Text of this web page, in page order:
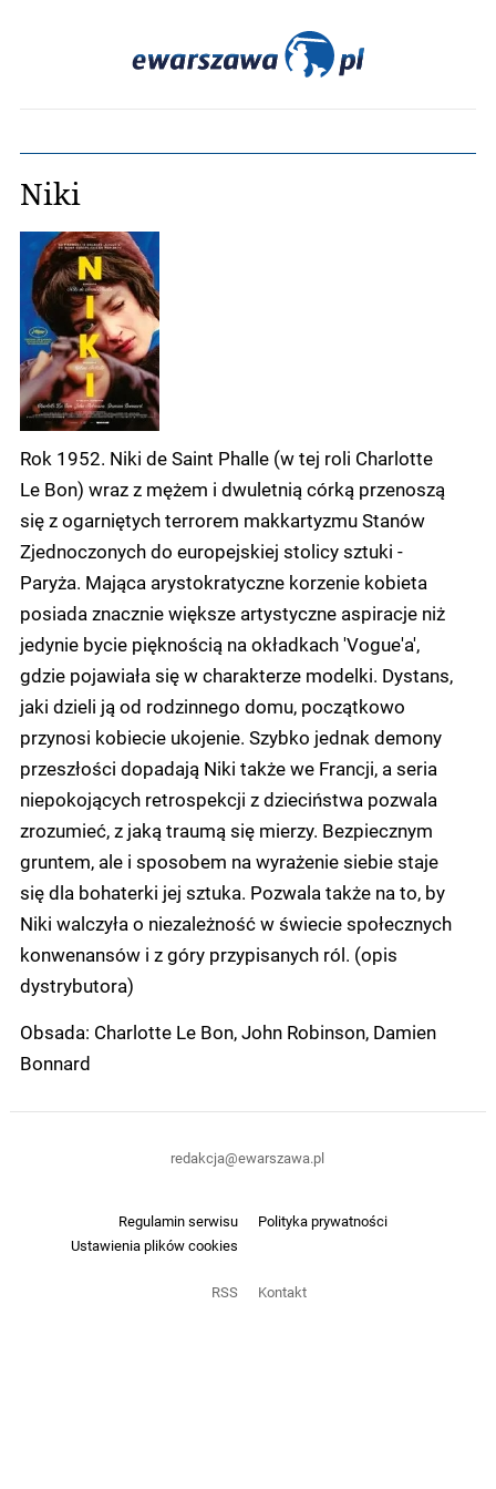
Niki
Rok 1952. Niki de Saint Phalle (w tej roli Charlotte
Le Bon) wraz z mężem i dwuletnią córką przenoszą
się z ogarniętych terrorem makkartyzmu Stanów
Zjednoczonych do europejskiej stolicy sztuki -
Paryża. Mająca arystokratyczne korzenie kobieta
posiada znacznie większe artystyczne aspiracje niż
jedynie bycie pięknością na okładkach 'Vogue'a',
gdzie pojawiała się w charakterze modelki. Dystans,
jaki dzieli ją od rodzinnego domu, początkowo
przynosi kobiecie ukojenie. Szybko jednak demony
przeszłości dopadają Niki także we Francji, a seria
niepokojących retrospekcji z dzieciństwa pozwala
zrozumieć, z jaką traumą się mierzy. Bezpiecznym
gruntem, ale i sposobem na wyrażenie siebie staje
się dla bohaterki jej sztuka. Pozwala także na to, by
Niki walczyła o niezależność w świecie społecznych
konwenansów i z góry przypisanych ról. (opis
dystrybutora)
Obsada: Charlotte Le Bon, John Robinson, Damien
Bonnard
Regulamin serwisu
Polityka prywatności
Ustawienia plików cookies
RSS Kontakt
redakcja@ewarszawa.pl